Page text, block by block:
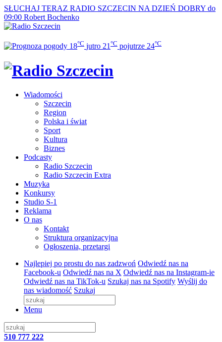
SŁUCHAJ TERAZ RADIO SZCZECIN NA DZIEŃ DOBRY do
09:00 Robert Bochenko
18°C jutro 21 °C pojutrze 24°C
Wiadomości
Szczecin
Region
Polska i świat
Sport
Kultura
Biznes
Podcasty
Radio Szczecin
Radio Szczecin Extra
Muzyka
Konkursy
Studio S-1
Reklama
O nas
Kontakt
Struktura organizacyjna
Ogłoszenia, przetargi
Najlepiej po prostu do nas zadzwoń Odwiedź nas na
Facebook-u Odwiedź nas na X Odwiedź nas na Instagram-ie
Odwiedź nas na TikTok-u Szukaj nas na Spotify Wyślij do
nas wiadomość Szukaj
Menu
510 777 222